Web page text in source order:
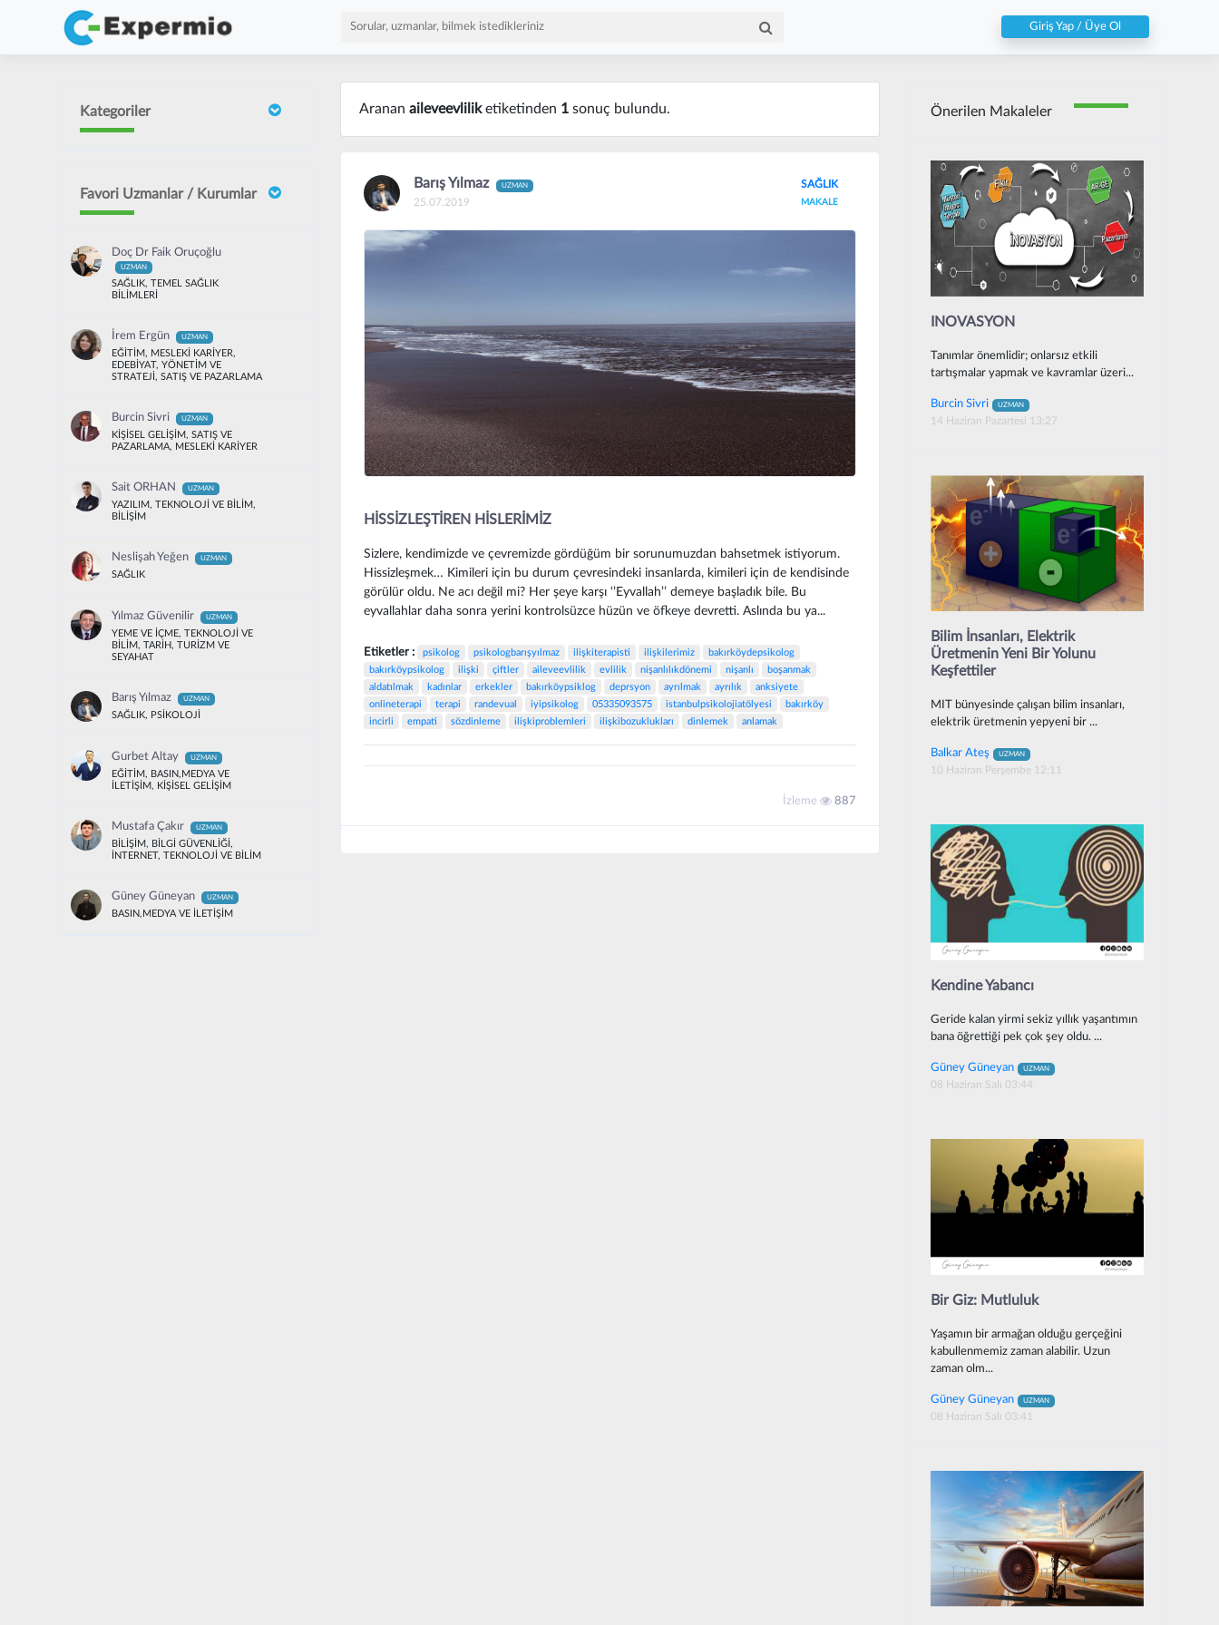
Giriş Yap / Üye Ol
Kategoriler
Favori Uzmanlar / Kurumlar
Doç Dr Faik Oruçoğlu
UZMAN
SAĞLIK, TEMEL SAĞLIK
BİLİMLERİ
İrem Ergün UZMAN
EĞİTİM, MESLEKİ KARİYER,
EDEBİYAT, YÖNETİM VE
STRATEJİ, SATIŞ VE PAZARLAMA
Burcin Sivri UZMAN
KİŞİSEL GELİŞİM, SATIŞ VE
PAZARLAMA, MESLEKİ KARİYER
Sait ORHAN UZMAN
YAZILIM, TEKNOLOJİ VE BİLİM,
BİLİŞİM
Neslişah Yeğen UZMAN
SAĞLIK
Yılmaz Güvenilir UZMAN
YEME VE İÇME, TEKNOLOJİ VE
BİLİM, TARİH, TURİZM VE
SEYAHAT
Barış Yılmaz UZMAN
SAĞLIK, PSİKOLOJİ
Gurbet Altay UZMAN
EĞİTİM, BASIN,MEDYA VE
İLETİŞİM, KİŞİSEL GELİŞİM
Mustafa Çakır UZMAN
BİLİŞİM, BİLGİ GÜVENLİĞİ,
İNTERNET, TEKNOLOJİ VE BİLİM
Güney Güneyan UZMAN
BASIN,MEDYA VE İLETİŞİM
Aranan aileveevliliketiketinden 1sonuç bulundu.
Barış Yılmaz UZMAN
25.07.2019
SAĞLIK
MAKALE
HİSSİZLEŞTİREN HİSLERİMİZ
Sizlere, kendimizde ve çevremizde gördüğüm bir sorunumuzdan bahsetmek istiyorum.
Hissizleşmek… Kimileri için bu durum çevresindeki insanlarda, kimileri için de kendisinde
görülür oldu. Ne acı değil mi? Her şeye karşı ‘’Eyvallah’’ demeye başladık bile. Bu
eyvallahlar daha sonra yerini kontrolsüzce hüzün ve öfkeye devretti. Aslında bu ya...
Etiketler : psikolog psikologbarışyılmaz ilişkiterapisti ilişkilerimiz
bakırköydepsikolog
bakırköypsikolog
ilişki çiftler aileveevlilik evlilik nişanlılıkdönemi nişanlı
boşanmak
aldatılmak
kadınlar erkekler bakırköypsiklog deprsyon ayrılmak ayrılık
anksiyete
onlineterapi
terapi randevual iyipsikolog 05335093575 istanbulpsikolojiatölyesi
bakırköy
incirli
empati sözdinleme ilişkiproblemleri ilişkibozuklukları dinlemek anlamak
İzleme 887
Önerilen Makaleler
INOVASYON
Tanımlar önemlidir; onlarsız etkili
tartışmalar yapmak ve kavramlar üzeri...
Burcin Sivri UZMAN
14 Haziran Pazartesi 13:27
Bilim İnsanları, Elektrik
Üretmenin Yeni Bir Yolunu
Keşfettiler
MIT bünyesinde çalışan bilim insanları,
elektrik üretmenin yepyeni bir ...
Balkar Ateş UZMAN
10 Haziran Perşembe 12:11
Kendine Yabancı
Geride kalan yirmi sekiz yıllık yaşantımın
bana öğrettiği pek çok şey oldu. ...
Güney Güneyan UZMAN
08 Haziran Salı 03:44
Bir Giz: Mutluluk
Yaşamın bir armağan olduğu gerçeğini
kabullenmemiz zaman alabilir. Uzun
zaman olm...
Güney Güneyan UZMAN
08 Haziran Salı 03:41